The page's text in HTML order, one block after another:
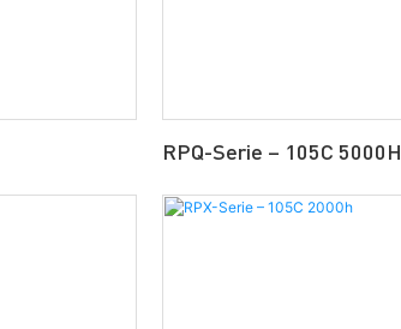
RPQ-Serie – 105C 5000H